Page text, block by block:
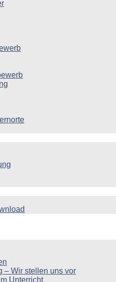
– Wir stellen uns vor
Unterricht